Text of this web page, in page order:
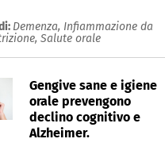
Demenza, Infiammazione da
Salute orale
Gengive sane e igiene
orale prevengono
declino cognitivo e
Alzheimer.